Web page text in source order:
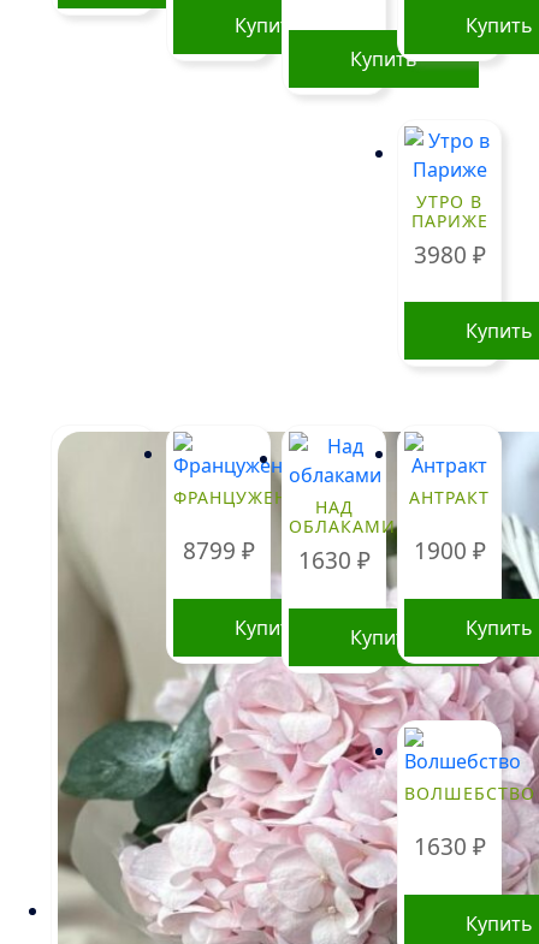
Купить
Купить
имеет
вариаций.
выбрать
странице
Купить
УТРО В
ПАРИЖЕ
3980 ₽
Купить
ФРАНЦУЖЕНКА
8799 ₽
Купить
НАД
ОБЛАКАМИ
1630 ₽
Купить
АНТРАКТ
1900 ₽
Купить
ВОЛШЕБСТВО
1630 ₽
Купить